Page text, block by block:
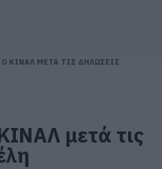
ΚΙΝΑΛ ΜΕΤΑ ΤΙΣ ΔΗΛΩΣΕΙΣ
μετά τις